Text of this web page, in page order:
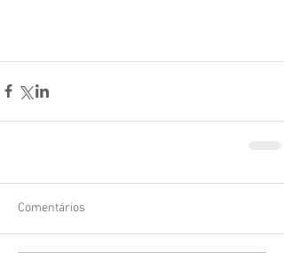
Comentários